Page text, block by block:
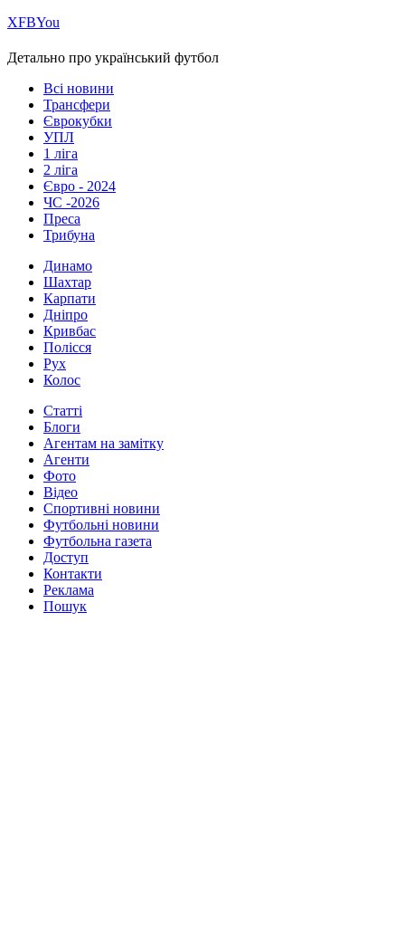
ХFBYou
Детально про український футбол
Всі новини
Трансфери
Єврокубки
УПЛ
1 ліга
2 ліга
Євро - 2024
ЧС -2026
Преса
Трибуна
Динамо
Шахтар
Карпати
Дніпро
Кривбас
Полісся
Рух
Колос
Статті
Блоги
Агентам на замітку
Агенти
Фото
Відео
Спортивні новини
Футбольні новини
Футбольна газета
Доступ
Контакти
Реклама
Пошук